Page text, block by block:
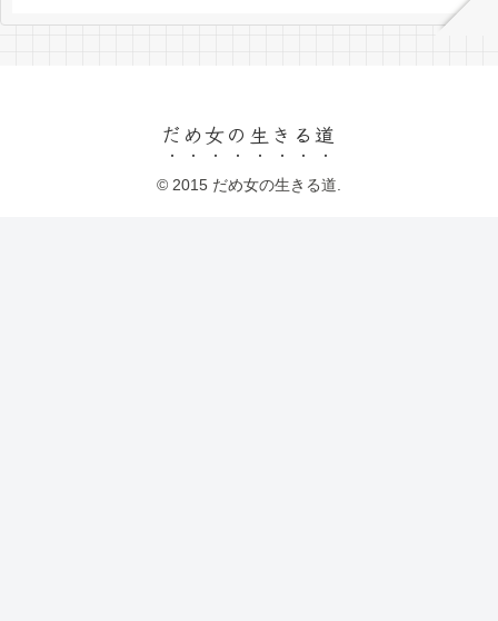
だめ女の生きる道
© 2015 だめ女の生きる道.